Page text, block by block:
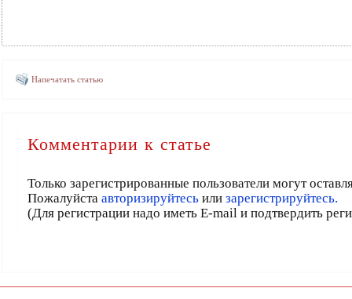
Напечатать статью
Комментарии к статье
Только зарегистрированные пользователи могут
Пожалуйста авторизируйтесьили зарегистрируйтесь.
(Для регистрации надо иметь E-mail и подтвердить